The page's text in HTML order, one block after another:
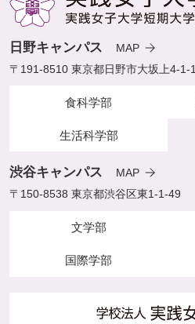
日野キャンパス
MAP
〒191-8510 東京都日野市大坂上4-1-1
食科学部
生活科学部
渋谷キャンパス
MAP
〒150-8538 東京都渋谷区東1-1-49
文学部
国際学部